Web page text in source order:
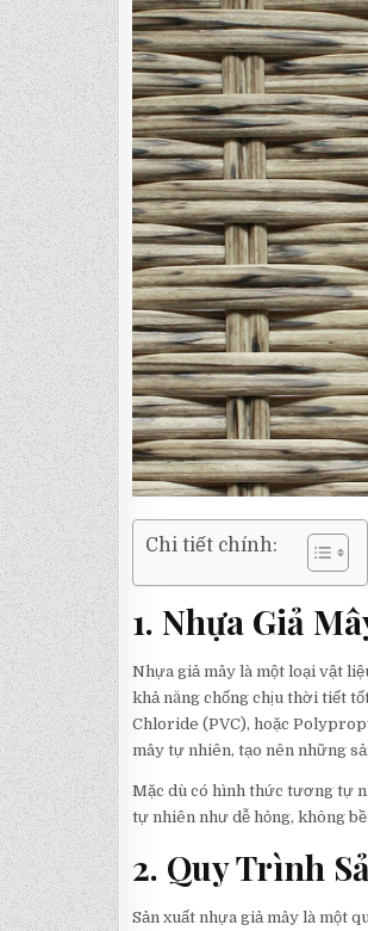
Chi tiết chính:
1. Nhựa Giả
Nhựa giả mây là một loại vật
khả năng chống chịu thời tiết
Chloride (PVC), hoặc
mây tự nhiên, tạo nên những
Mặc dù có hình thức tương tự
tự nhiên như dễ hỏng, không
2. Quy Trình
Sản xuất nhựa giả mây là một